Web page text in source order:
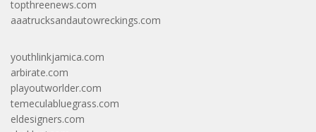
topthreenews.com
aaatrucksandautowreckings.com
youthlinkjamica.com
arbirate.com
playoutworlder.com
temeculabluegrass.com
eldesigners.com